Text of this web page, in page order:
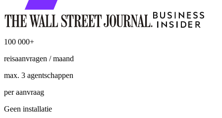
100 000+
reisaanvragen / maand
max. 3 agentschappen
per aanvraag
Geen installatie